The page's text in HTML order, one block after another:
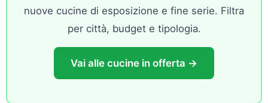
nuove cucine di esposizione e fine serie. Filtra
per città, budget e tipologia.
Vai alle cucine in offerta →